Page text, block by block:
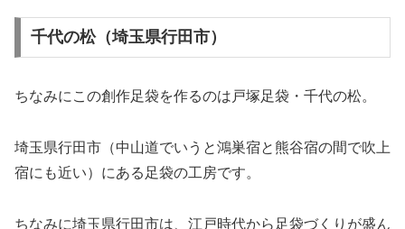
千代の松（埼玉県行田市）
ちなみにこの創作足袋を作るのは戸塚足袋・千代の松。
埼玉県行田市（中山道でいうと鴻巣宿と熊谷宿の間で吹上
宿にも近い）にある足袋の工房です。
ちなみに埼玉県行田市は、江戸時代から足袋づくりが盛ん